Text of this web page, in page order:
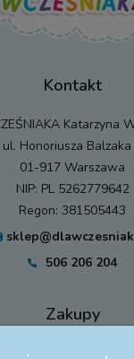
Kontakt
Katarzyna
ul. Honoriusza
01-917 Warszawa
NIP: PL 5262779642
Regon: 381505443
506 206 204
Zakupy